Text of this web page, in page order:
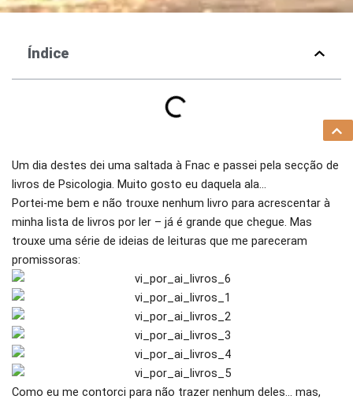
Índice
Um dia destes dei uma saltada à Fnac e passei pela secção de
livros de Psicologia. Muito gosto eu daquela ala…
Portei-me bem e não trouxe nenhum livro para acrescentar à
minha lista de livros por ler – já é grande que chegue. Mas
trouxe uma série de ideias de leituras que me pareceram
promissoras:
Como eu me contorci para não trazer nenhum deles… mas,